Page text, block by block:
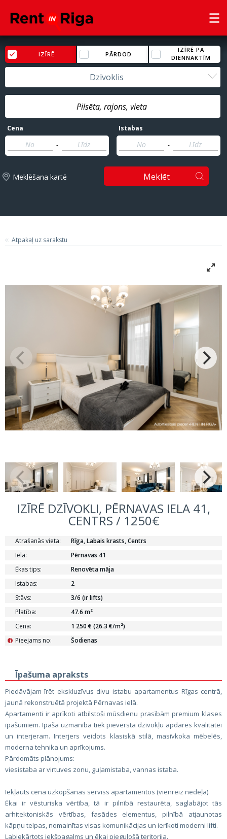
IZĪRĒ PĀRDOD
IZĪRĒ PA
DIENNAKTĪM
Dzīvoklis
Cena
-
Istabas
-
Meklēšana kartē Meklēt
Atpakaļ uz sarakstu
IZĪRĒ DZĪVOKLI, PĒRNAVAS IELA 41,
CENTRS / 1250€
Atrašanās vieta:
Rīga, Labais krasts, Centrs
Iela:
Pērnavas 41
Ēkas tips:
Renovēta māja
Istabas:
2
Stāvs:
3/6 (ir lifts)
Platība:
47.6 m²
Cena:
1 250 € (26.3 €/m²)
Pieejams no:
i Šodienas
Īpašuma apraksts
Piedāvājam īrēt ekskluzīvus divu istabu apartamentus Rīgas centrā,
jaunā rekonstruētā projektā Pērnavas ielā.
Apartamenti ir aprīkoti atbilstoši mūsdienu prasībām premium klases
īpašumiem. Īpaša uzmanība tiek pievērsta dzīvokļu apdares kvalitātei
un interjeram. Interjers veidots klasiskā stilā, masīvkoka mēbelēs,
moderna tehnika un aprīkojums.
Pārdomāts plānojums:
viesistaba ar virtuves zonu, guļamistaba, vannas istaba.
Iekļauts cenā uzkopšanas serviss apartamentos (vienreiz nedēļā).
Ēkai ir vēsturiska vērtība, tā ir pilnībā restaurēta, saglabājot tās
arhitektoniskās vērtības, fasādes elementus, pilnībā atjaunotas
kāpņu telpas, nomainītas visas komunikācijas un ierīkoti moderni lifti.
Labiekārtots iekšpagalms un ēkai piegulošā teritorija.